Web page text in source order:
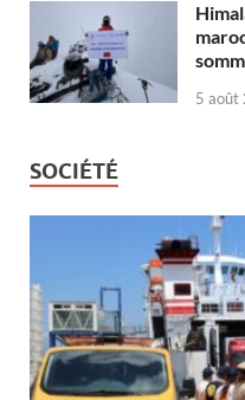
5 août
SOCIÉTÉ